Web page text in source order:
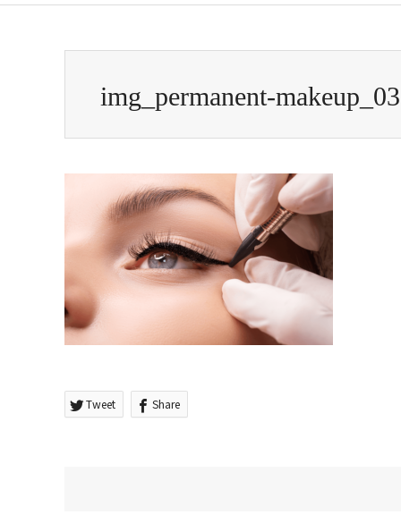
img_permanent-makeup_03
Tweet Share